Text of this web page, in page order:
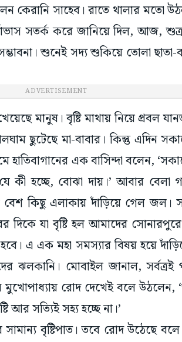
সাহেব। রাতে থালার মতো
সতর্ক করে জানিয়ে দিল, আজ,
শুনেই সদ্য শুকিয়ে তোলা ছাতা-
ADVERTISEMENT
মানুষ। বৃষ্টি মাথায় নিয়ে প্রবল
ছুটেছে মা-বাবার। কিন্তু এদিন
হাতিবাগানের এক বাসিন্দা বলেন,
কী হচ্ছে, বোঝা দায়।’ আবার
কিছু এলাকায় দাঁড়িয়ে গেল জল।
দিকে যা বৃষ্টি হল আমাদের
এ এক মহা সমস্যার বিষয় হয়ে
মোবাইল জানাল, সর্বত্রই
মুখোপাধ্যায় রোদ দেখেই বলে উঠলেন,
আর সত্যিই সহ্য হচ্ছে না।’
বৃষ্টিপাত। তবে রোদ উঠেছে